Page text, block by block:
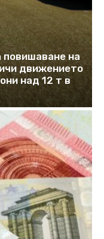
повишаване на
движението
над 12 т в